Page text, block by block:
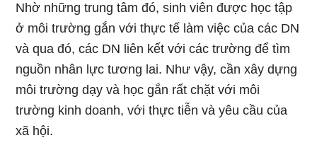
Nhờ những trung tâm đó, sinh viên được học tập
ở môi trường gắn với thực tế làm việc của các DN
và qua đó, các DN liên kết với các trường để tìm
nguồn nhân lực tương lai. Như vậy, cần xây dựng
môi trường dạy và học gắn rất chặt với môi
trường kinh doanh, với thực tiễn và yêu cầu của
xã hội.